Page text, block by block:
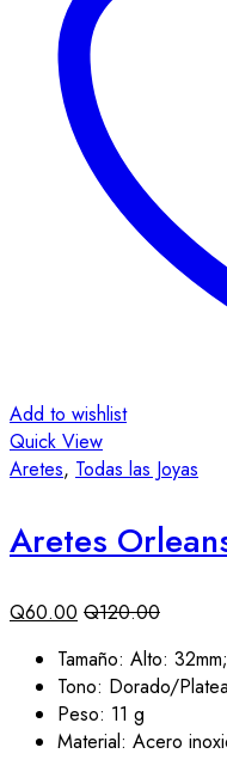
Add to wishlist
Quick View
Aretes, Todas las Joyas
Aretes
Q60.00 Q120.00
Tamaño: Alto:
Tono: Dorado/
Peso: 11 g
Material: Acero